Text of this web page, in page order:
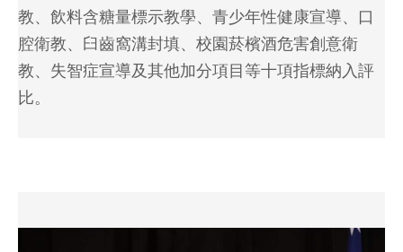
教、飲料含糖量標示教學、青少年性健康宣導、口
腔衛教、臼齒窩溝封填、校園菸檳酒危害創意衛
教、失智症宣導及其他加分項目等十項指標納入評
比。